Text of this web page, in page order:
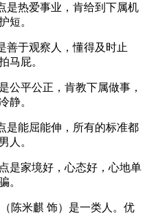
热爱事业，肯给到下属机
短。
于观察人，懂得及时止
马屁。
平公正，肯教下属做事，
静。
能屈能伸，所有的标准都
人。
家境好，心态好，心地单
。
米麒 饰）是一类人。优